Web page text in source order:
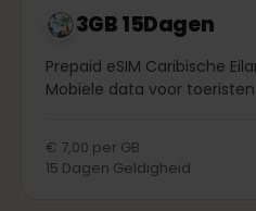
3GB 15Dagen
Prepaid eSIM Caribische
Mobiele data voor toeristen
€ 7,00 per GB
15 Dagen Geldigheid